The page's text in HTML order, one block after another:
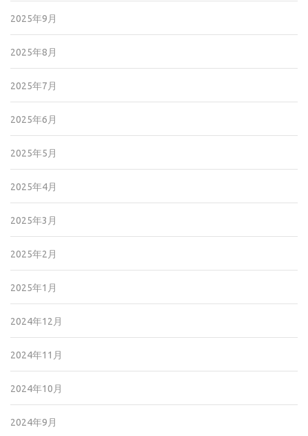
2025年9月
2025年8月
2025年7月
2025年6月
2025年5月
2025年4月
2025年3月
2025年2月
2025年1月
2024年12月
2024年11月
2024年10月
2024年9月